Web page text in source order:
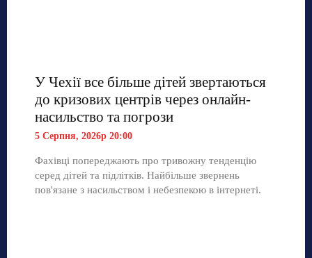
У Чехії все більше дітей звертаються
до кризових центрів через онлайн-
насильство та погрози
5 Серпня, 2026р 20:00
Фахівці попереджають про тривожну тенденцію
серед дітей та підлітків. Найбільше звернень
пов'язане з насильством і небезпекою в інтернеті.